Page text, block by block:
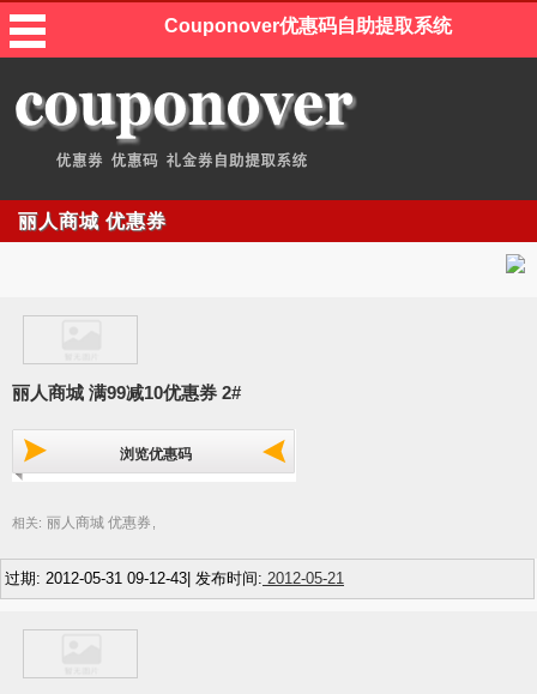
Couponover优惠码自助提取系统
丽人商城 优惠券
丽人商城 满99减10优惠券 2#
浏览优惠码
相关: 丽人商城 优惠券
过期: 2012-05-31 09-12-43| 发布时间: 2012-05-21